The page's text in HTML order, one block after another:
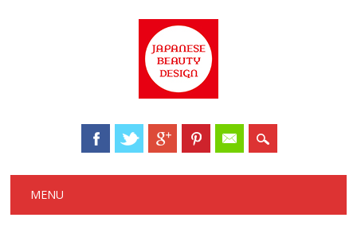
Main menu
MENU